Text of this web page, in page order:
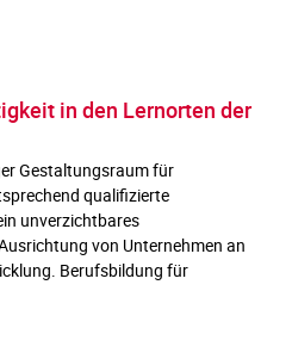
in den Lernorten der
Gestaltungsraum für
qualifizierte
unverzichtbares
von Unternehmen an
Berufsbildung für